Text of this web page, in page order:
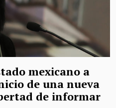
mexicano a
de una nueva
de informar